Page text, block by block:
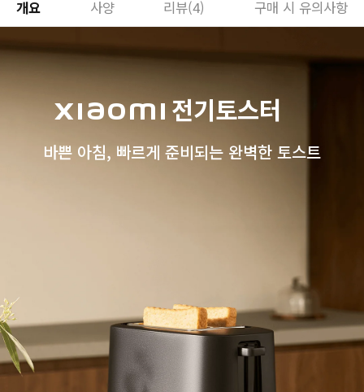
개요 사양 리뷰(4) 구매 시 유의사항
Xiaomi 전기토스터
바쁜 아침, 빠르게 준비되는 완벽한 토스트